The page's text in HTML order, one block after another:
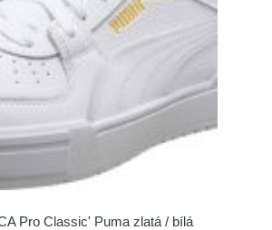
Pro Classic' Puma zlatá / bílá